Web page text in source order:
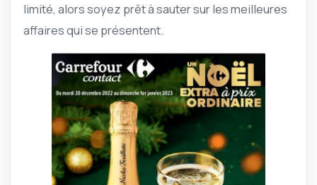
limité, alors soyez prêt à sauter sur les meilleures
affaires qui se présentent.